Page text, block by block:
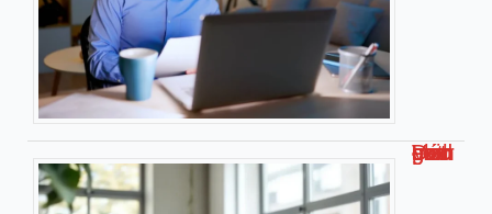
Découvrez malgrim com : Votre guide complet